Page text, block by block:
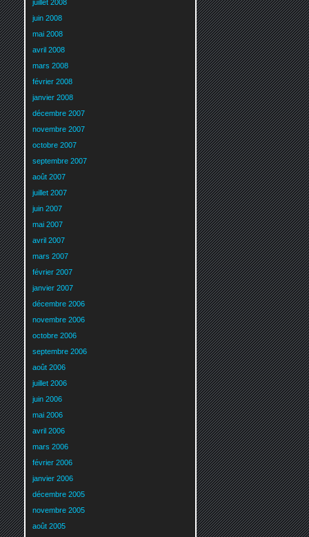
juillet 2008
juin 2008
mai 2008
avril 2008
mars 2008
février 2008
janvier 2008
décembre 2007
novembre 2007
octobre 2007
septembre 2007
août 2007
juillet 2007
juin 2007
mai 2007
avril 2007
mars 2007
février 2007
janvier 2007
décembre 2006
novembre 2006
octobre 2006
septembre 2006
août 2006
juillet 2006
juin 2006
mai 2006
avril 2006
mars 2006
février 2006
janvier 2006
décembre 2005
novembre 2005
août 2005